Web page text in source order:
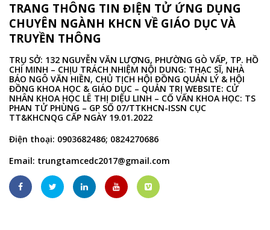
TRANG THÔNG TIN ĐIỆN TỬ ỨNG DỤNG
CHUYÊN NGÀNH KHCN VỀ GIÁO DỤC VÀ
TRUYỀN THÔNG
TRỤ SỞ: 132 NGUYỄN VĂN LƯỢNG, PHƯỜNG GÒ VẤP, TP. HỒ
CHÍ MINH – CHỊU TRÁCH NHIỆM NỘI DUNG: THẠC SĨ, NHÀ
BÁO NGÔ VĂN HIỀN, CHỦ TỊCH HỘI ĐỒNG QUẢN LÝ & HỘI
ĐỒNG KHOA HỌC & GIÁO DỤC – QUẢN TRỊ WEBSITE: CỬ
NHÂN KHOA HỌC LÊ THỊ DIỆU LINH – CỐ VẤN KHOA HỌC: TS
PHAN TỬ PHÙNG – GP SỐ 07/TTKHCN-ISSN CỤC
TT&KHCNQG CẤP NGÀY 19.01.2022
Điện thoại: 0903682486; 0824270686
Email: trungtamcedc2017@gmail.com